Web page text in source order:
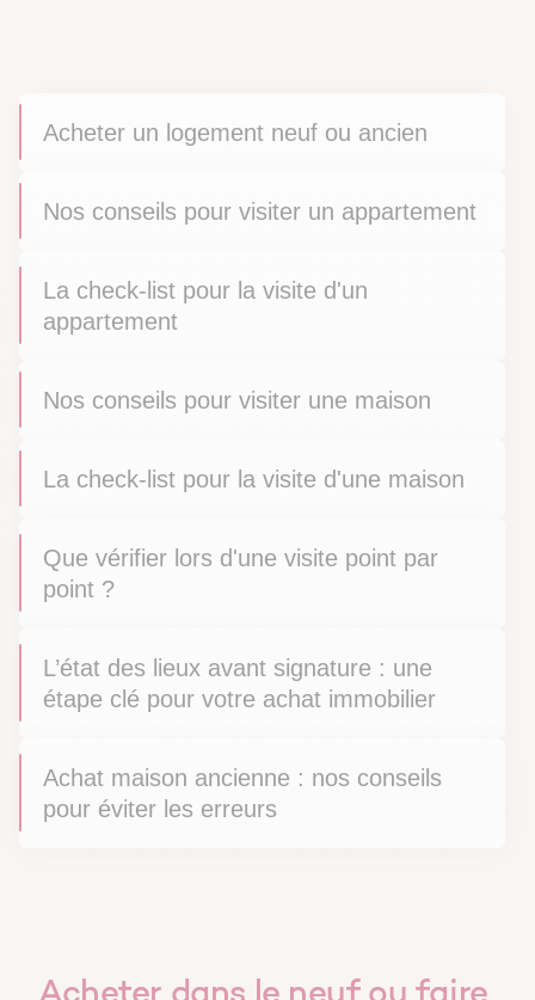
Acheter un logement neuf ou ancien
Nos conseils pour visiter un appartement
La check-list pour la visite d'un
appartement
Nos conseils pour visiter une maison
La check-list pour la visite d'une maison
Que vérifier lors d'une visite point par
point ?
L’état des lieux avant signature : une
étape clé pour votre achat immobilier
Achat maison ancienne : nos conseils
pour éviter les erreurs